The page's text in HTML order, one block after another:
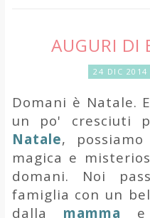
AUGURI DI
24 DIC 2014
Domani è Natale.
un po' cresciuti
Natale,
magica e
domani. Noi
famiglia con un
dalla mamma e